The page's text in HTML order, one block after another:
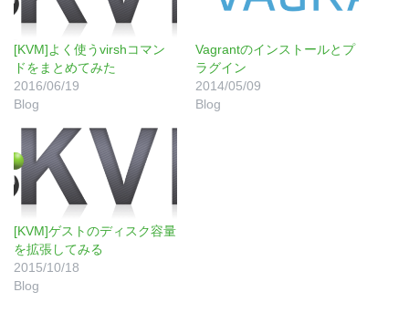
[KVM]よく使うvirshコマン
ドをまとめてみた
2016/06/19
Blog
Vagrantのインストールとプ
ラグイン
2014/05/09
Blog
[KVM]ゲストのディスク容量
を拡張してみる
2015/10/18
Blog